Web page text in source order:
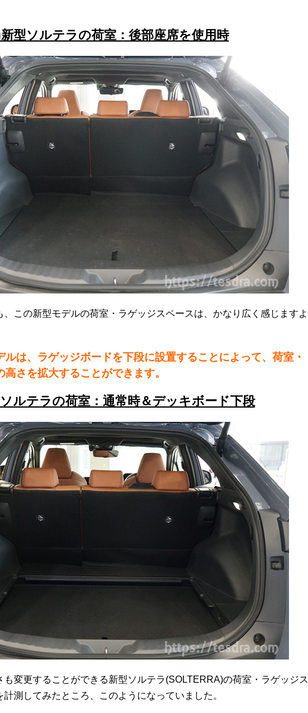
型ソルテラの荷室：後部座席を使用時
この新型モデルの荷室・ラゲッジスペースは、かなり広く感じますよ
ルは、ラゲッジボードを下段に設置することによって、荷室・
さを拡大することができます。
ルテラの荷室：通常時＆デッキボード下段
も変更することができる新型ソルテラ(SOLTERRA)の荷室・ラゲッジス
測してみたところ、このようになっていました。